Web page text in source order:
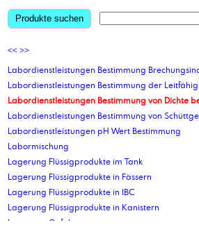
Produkte suchen
<< >>
Labordienstleistungen Bestimmung
Labordienstleistungen Bestimmung der
Labordienstleistungen Bestimmung von Dichte
Labordienstleistungen Bestimmung von
Labordienstleistungen pH Wert Bestimmung
Labormischung
Lagerung Flüssigprodukte im Tank
Lagerung Flüssigprodukte in Fässern
Lagerung Flüssigprodukte in IBC
Lagerung Flüssigprodukte in Kanistern
Lagerung Gefahrgut